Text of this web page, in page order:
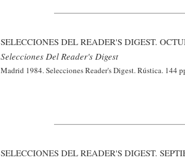
SELECCIONES DEL READER'S DIGEST.
Selecciones Del Reader's Digest
Madrid 1984. Selecciones Reader's Digest. Rústica. 144
SELECCIONES DEL READER'S DIGEST.